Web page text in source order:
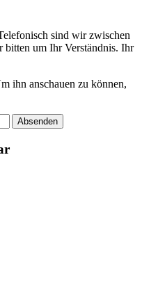
sind wir zwischen
bitten um Ihr Verständnis. Ihr
ihn anschauen zu können,